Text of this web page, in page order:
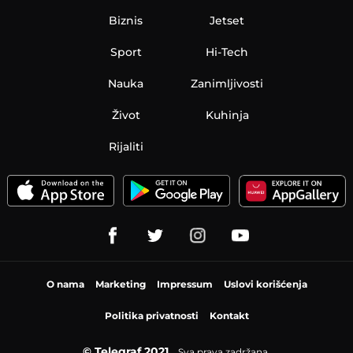
Biznis
Sport
Nauka
Jetset
Hi-Tech
Zanimljivosti
Život Kuhinja
Rijaliti
O nama Marketing Impressum Uslovi korišćenja
Politika privatnosti Kontakt